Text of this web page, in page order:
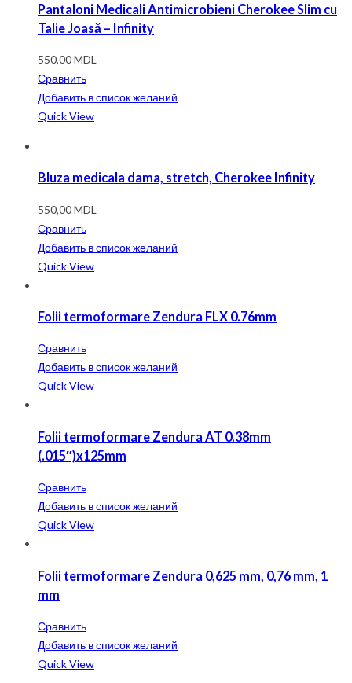
Pantaloni Medicali Antimicrobieni Cherokee Slim cu
Talie Joasă – Infinity
550,00MDL
Сравнить
Добавить в список желаний
Quick View
Bluza medicala dama, stretch, Cherokee Infinity
550,00MDL
Сравнить
Добавить в список желаний
Quick View
Folii termoformare Zendura FLX 0.76mm
Сравнить
Добавить в список желаний
Quick View
Folii termoformare Zendura AT 0.38mm
(.015″)x125mm
Сравнить
Добавить в список желаний
Quick View
Folii termoformare Zendura 0,625 mm, 0,76 mm, 1
mm
Сравнить
Добавить в список желаний
Quick View